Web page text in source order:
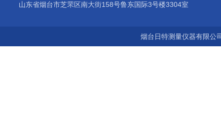
山东省烟台市芝罘区南大街158号鲁东国际3号楼3304室
烟台日特测量仪器有限